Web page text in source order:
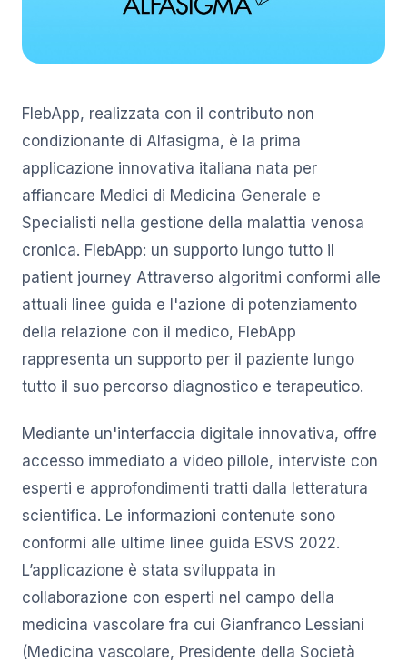
FlebApp, realizzata con il contributo non
condizionante di Alfasigma, è la prima
applicazione innovativa italiana nata per
affiancare Medici di Medicina Generale e
Specialisti nella gestione della malattia venosa
cronica. FlebApp: un supporto lungo tutto il
patient journey Attraverso algoritmi conformi alle
attuali linee guida e l'azione di potenziamento
della relazione con il medico, FlebApp
rappresenta un supporto per il paziente lungo
tutto il suo percorso diagnostico e terapeutico.
Mediante un'interfaccia digitale innovativa, offre
accesso immediato a video pillole, interviste con
esperti e approfondimenti tratti dalla letteratura
scientifica. Le informazioni contenute sono
conformi alle ultime linee guida ESVS 2022.
L’applicazione è stata sviluppata in
collaborazione con esperti nel campo della
medicina vascolare fra cui Gianfranco Lessiani
(Medicina vascolare, Presidente della Società